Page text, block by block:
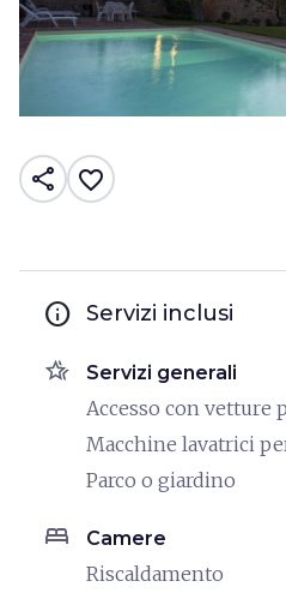
share favorite_border
info Servizi inclusi
hotel_class Servizi generali
Accesso con vetture
Macchine lavatrici
Parco o giardino
bed Camere
Riscaldamento